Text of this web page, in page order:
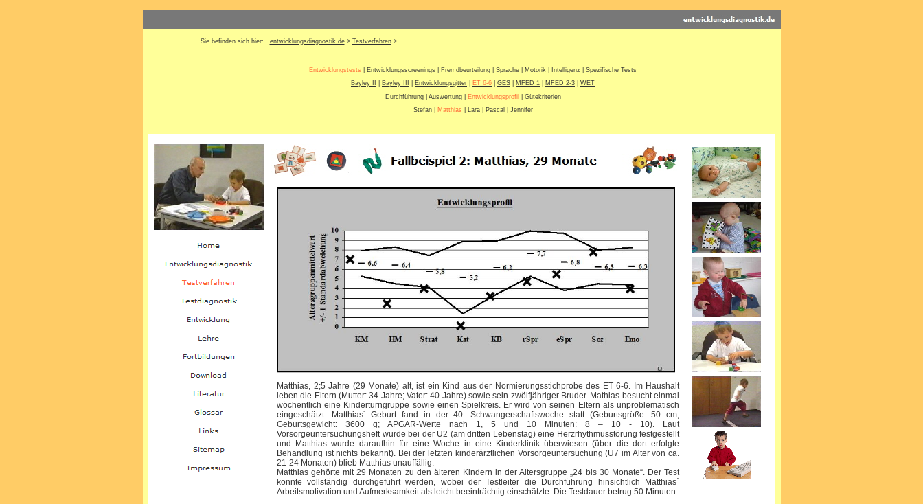
Sie befinden sich hier: entwicklungsdiagnostik.de> Testverfahren>
Entwicklungstests Entwicklungsscreenings Fremdbeurteilung Sprache Motorik Intelligenz
Spezifische Tests
Bayley II
Bayley III Entwicklungsgitter ET 6-6 GES MFED 1 MFED 2-3
WET
Durchführung| Auswertung| Entwicklungsprofil
Gütekriterien
Stefan| Matthias Lara| Pascal Jennifer
Matthias, 2;5 Jahre (29 Monate) alt, ist ein Kind aus der Normierungsstichprobe des ET 6-6. Im Haushalt
leben die Eltern (Mutter: 34 Jahre; Vater: 40 Jahre) sowie sein zwölfjähriger Bruder. Mathias besucht einmal
wöchentlich eine Kinderturngruppe sowie einen Spielkreis. Er wird von seinen Eltern als unproblematisch
eingeschätzt. Matthias´ Geburt fand in der 40. Schwangerschaftswoche statt (Geburtsgröße: 50 cm;
Geburtsgewicht: 3600 g; APGAR-Werte nach 1, 5 und 10 Minuten: 8 – 10 - 10). Laut
Vorsorgeuntersuchungsheft wurde bei der U2 (am dritten Lebenstag) eine Herzrhythmusstörung festgestellt
und Matthias wurde daraufhin für eine Woche in eine Kinderklinik überwiesen (über die dort erfolgte
Behandlung ist nichts bekannt). Bei der letzten kinderärztlichen Vorsorgeuntersuchung (U7 im Alter von ca.
21-24 Monaten) blieb Matthias unauffällig.
Matthias gehörte mit 29 Monaten zu den älteren Kindern in der Altersgruppe „24 bis 30 Monate“. Der Test
konnte vollständig durchgeführt werden, wobei der Testleiter die Durchführung hinsichtlich Matthias´
Arbeitsmotivation und Aufmerksamkeit als leicht beeinträchtig einschätzte. Die Testdauer betrug 50 Minuten.